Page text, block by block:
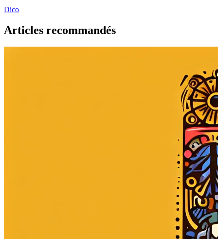
Dico
Articles recommandés